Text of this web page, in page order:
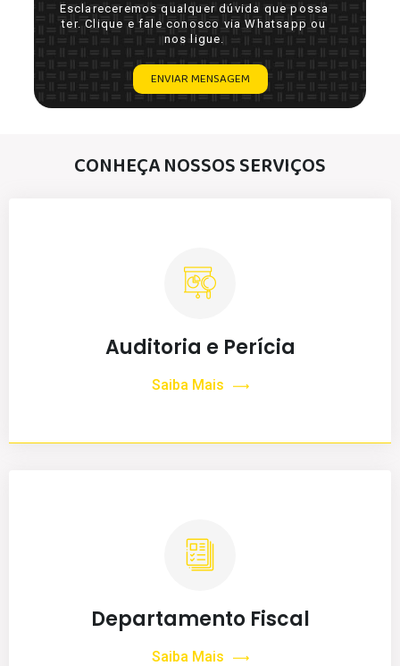
Esclareceremos qualquer dúvida que possa
ter. Clique e fale conosco via Whatsapp ou
nos ligue.
ENVIAR MENSAGEM
CONHEÇA NOSSOS SERVIÇOS
Auditoria e Perícia
Saiba Mais
Departamento Fiscal
Saiba Mais